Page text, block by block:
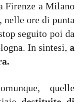
Firenze a Milano
nelle ore di punta
seguito poi da
In sintesi, a
quelle